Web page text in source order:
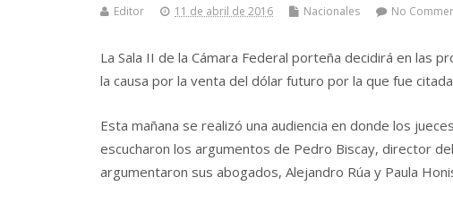
Editor 11 de abril de 2016 Nacionales No
La Sala II de la Cámara Federal porteña decidirá en las
la causa por la venta del dólar futuro por la que fue
Esta mañana se realizó una audiencia en donde los
escucharon los argumentos de Pedro Biscay, director
argumentaron sus abogados, Alejandro Rúa y Paula